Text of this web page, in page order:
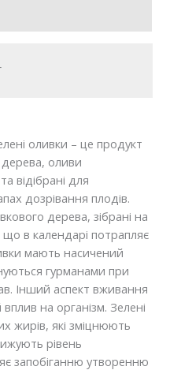
оливки – це продукт
дерева, оливи
відібрані для
дозрівання плодів.
дерева, зібрані на
в календарі потрапляє
мають насичений
гурманами при
Інший аспект вживання
на організм. Зелені
жирів, які зміцнюють
рівень
запобіганню утворенню